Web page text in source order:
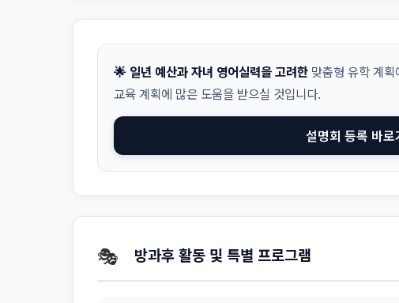
🌟 일년 예산과 자녀 영어실력을 고려한 맞춤형 유학 계
교육 계획에 많은 도움을 받으실 것입니다.
설명회 등록 바
🎭 방과후 활동 및 특별 프로그램